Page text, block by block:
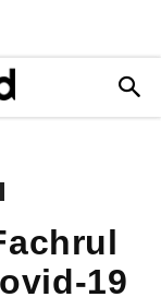
19